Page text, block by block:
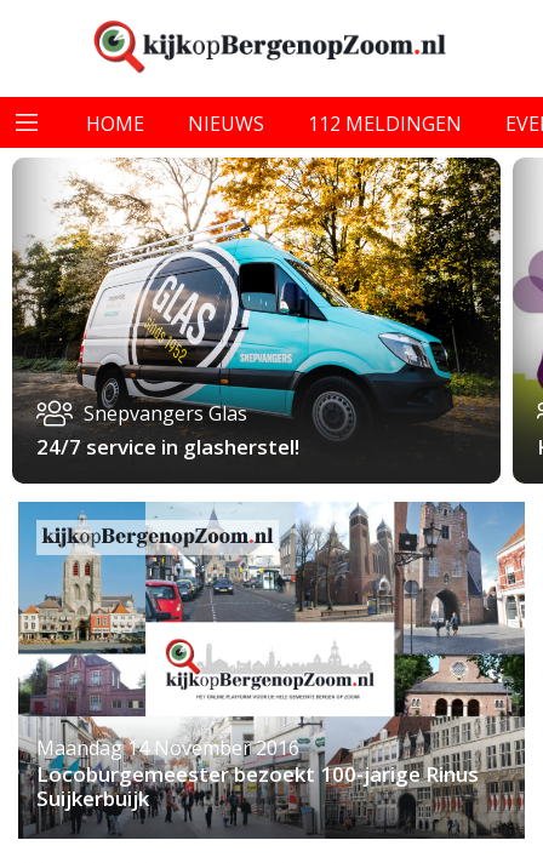
HOME NIEUWS 112 MELDINGEN
Snepvangers Glas
24/7 service in glasherstel!
Maandag 14 November 2016
Locoburgemeester bezoekt 100-jarige Rinus
Suijkerbuijk